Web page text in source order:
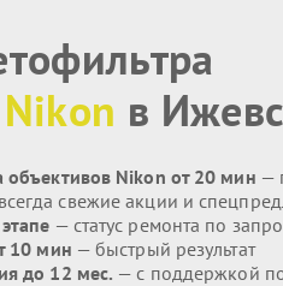
Nikon в
объективов Nikon от 20 мин —
свежие акции и
— статус ремонта по
10 мин — быстрый результат
до 12 мес. — с поддержкой